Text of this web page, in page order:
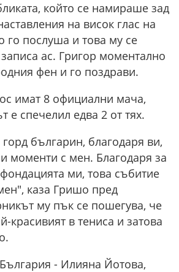
който се намираше зад
на висок глас на
го послуша и това му се
ас. Григор моментално
фен и го поздрави.
имат 8 официални мача,
е спечелил едва 2 от тях.
българин, благодаря ви,
моменти с мен. Благодаря за
ми, това събитие
каза Гришо пред
му пък се пошегува, че
красивият в тениса и затова
- Илияна Йотова,